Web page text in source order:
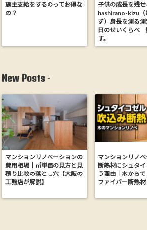
施主支給をするのってお得な
の？
子供の成長を残せ
hashirano-kizu（
ず）身長を測る
日のせいくらべ
す。
New Posts -
マンションリノベーションの
費用相場｜㎡単価の見方と見
積り比較の落とし穴【大阪の
工務店が解説】
マンションリノ
断熱材にシュタ
う理由｜木から
ファイバー断熱材